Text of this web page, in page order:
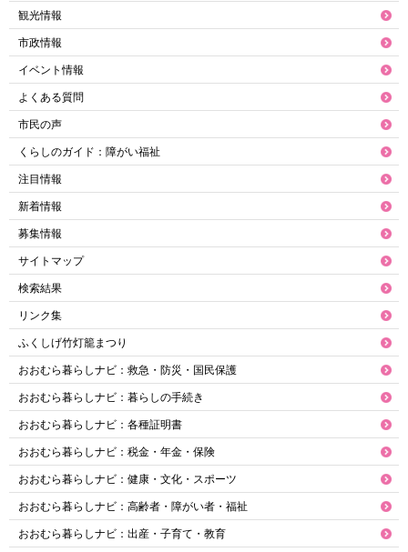
観光情報
市政情報
イベント情報
よくある質問
市民の声
くらしのガイド：障がい福祉
注目情報
新着情報
募集情報
サイトマップ
検索結果
リンク集
ふくしげ竹灯籠まつり
おおむら暮らしナビ：救急・防災・国民保護
おおむら暮らしナビ：暮らしの手続き
おおむら暮らしナビ：各種証明書
おおむら暮らしナビ：税金・年金・保険
おおむら暮らしナビ：健康・文化・スポーツ
おおむら暮らしナビ：高齢者・障がい者・福祉
おおむら暮らしナビ：出産・子育て・教育